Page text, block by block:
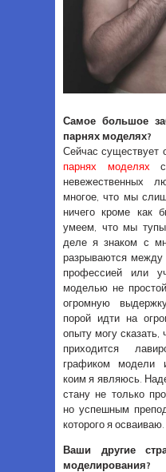
Самое большое
парнях моделях?
Сейчас существует
парнях моделях
невежественных
многое, что мы
ничего кроме как
умеем, что мы
деле я знаком с
разрываются между
профессией или
моделью не
огромную
порой идти на
опыту могу сказать,
приходится
графиком модели
коим я являюсь.
стану не только
но успешным
которого я осваиваю.
Ваши другие
моделирования?